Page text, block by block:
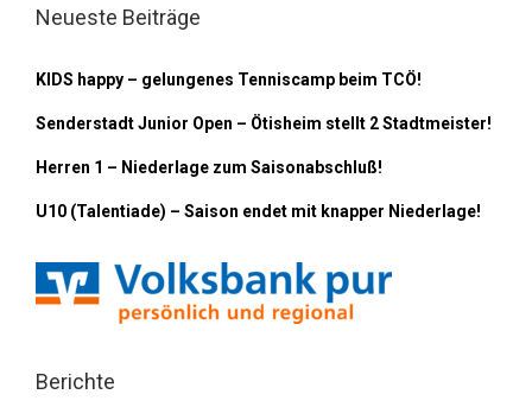
Neueste Beiträge
KIDS happy – gelungenes Tenniscamp beim TCÖ!
Senderstadt Junior Open – Ötisheim stellt 2 Stadtmeister!
Herren 1 – Niederlage zum Saisonabschluß!
U10 (Talentiade) – Saison endet mit knapper Niederlage!
Berichte